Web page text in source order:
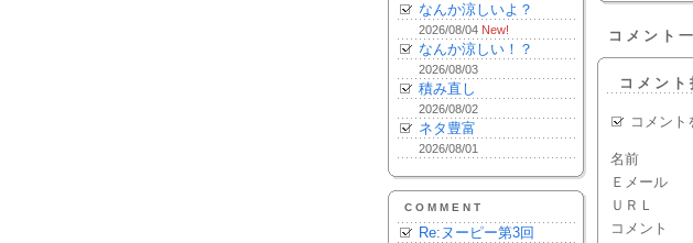
なんか涼しいよ？
2026/08/04 New!
なんか涼しい！？
2026/08/03
積み直し
2026/08/02
ネタ豊富
2026/08/01
COMMENT
Re:ヌーピー第3回
コメント
コメント
コメント
名前
Ｅメール
ＵＲＬ
コメント